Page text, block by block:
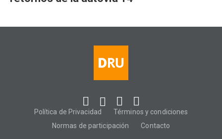
Política de Privacidad
Términos y condiciones
Normas de participación
Contacto